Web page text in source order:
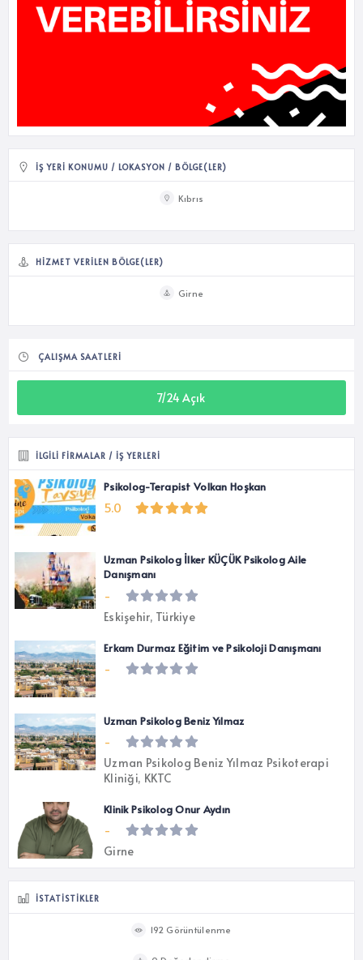
İŞ YERI KONUMU / LOKASYON / BÖLGE(LER)
Kıbrıs
HIZMET VERILEN BÖLGE(LER)
Girne
ÇALIŞMA SAATLERI
7/24 Açık
İLGILI FIRMALAR / İŞ YERLERI
Psikolog-Terapist Volkan Hoşkan
5.0
Uzman Psikolog İlker KÜÇÜK Psikolog Aile
Danışmanı
-
Eskişehir, Türkiye
Erkam Durmaz Eğitim ve Psikoloji Danışmanı
-
Uzman Psikolog Beniz Yılmaz
-
Uzman Psikolog Beniz Yılmaz Psikoterapi
Kliniği, KKTC
Klinik Psikolog Onur Aydın
-
Girne
İSTATISTIKLER
192 Görüntülenme